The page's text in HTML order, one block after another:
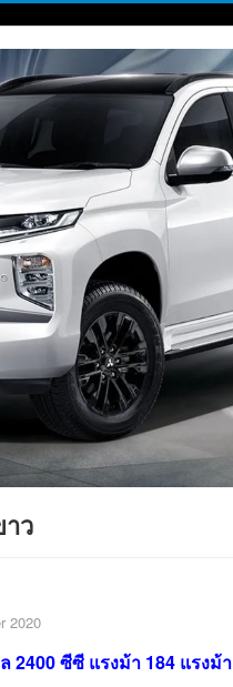
ว
2020
2400 ซีซี แรงม้า 184 แรงม้า